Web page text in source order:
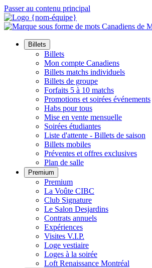
Passer au contenu principal
Billets
Billets
Mon compte Canadiens
Billets matchs individuels
Billets de groupe
Forfaits 5 à 10 matchs
Promotions et soirées événements
Habs pour tous
Mise en vente mensuelle
Soirées étudiantes
Liste d'attente - Billets de saison
Billets mobiles
Préventes et offres exclusives
Plan de salle
Premium
Premium
La Voûte CIBC
Club Signature
Le Salon Desjardins
Contrats annuels
Expériences
Visites V.I.P.
Loge vestiaire
Loges à la soirée
Loft Renaissance Montréal